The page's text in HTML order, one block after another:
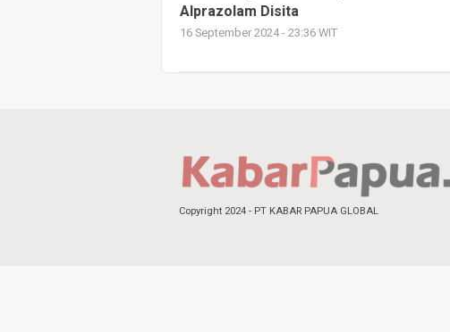
Alprazolam Disita
16 September 2024 - 23:36 WIT
Copyright 2024 - PT KABAR PAPUA GLOBAL